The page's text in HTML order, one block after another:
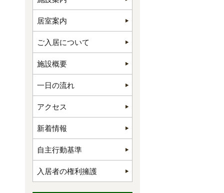
居室案内
ご入居について
施設概要
一日の流れ
アクセス
新着情報
自主行動基準
入居者の権利擁護